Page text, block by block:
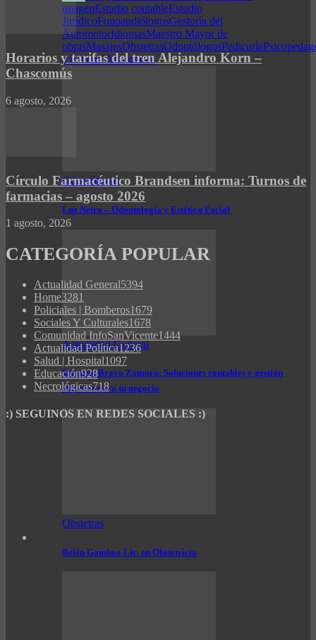
imagenEstudio contableEstudio
JurídicoFonoaudiólogosGestoría del
AutomotorIdiomasMaestro Mayor de
obrasMasajesObstetrasOdontólogosPedicuría
e higieneVeterinarios
Odontólogos
Luz Neira – Odontología y Estética Facial
Actualidad General
Marcelo Bravo Zamora: Soluciones contables y gestión
eficiente para tu negocio
Obstetras
Belén Gamboa Lic. en Obstetricia
Horarios y tarifas del tren Alejandro Korn –
Chascomús
6 agosto, 2026
Círculo Farmacéutico Brandsen informa: Turnos de
farmacias – agosto 2026
1 agosto, 2026
CATEGORÍA POPULAR
Actualidad General5394
Home3281
Policiales | Bomberos1679
Sociales Y Culturales1678
Comunidad InfoSanVicente1444
Actualidad Política1236
Salud | Hospital1097
Educación928
Necrológicas718
:) SEGUINOS EN REDES SOCIALES :)